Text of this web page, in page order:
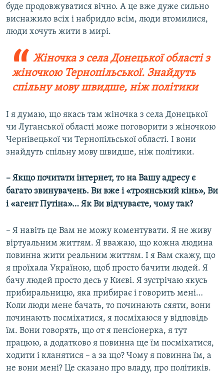
буде продовжуватися вічно. А це вже дуже сильно
виснажило всіх і набридло всім, люди втомилися,
люди хочуть жити в мирі.
Жіночка з села Донецької області з
жіночкою Тернопільської. Знайдуть
спільну мову швидше, ніж політики
І я думаю, що якась там жіночка з села Донецької
чи Луганської області може поговорити з жіночкою
Чернівецької чи Тернопільської області. І вони
знайдуть спільну мову швидше, ніж політики.
– Якщо почитати інтернет, то на Вашу адресу є
багато звинувачень. Ви вже і «троянський кінь», Ви
і «агент Путіна»… Як Ви відчуваєте, чому так?
– Я навіть це Вам не можу коментувати. Я не живу
віртуальним життям. Я вважаю, що кожна людина
повинна жити реальним життям. І я Вам скажу, що
я проїхала Україною, щоб просто бачити людей. Я
бачу людей просто десь у Києві. Я зустрічаю якусь
прибиральницю, яка прибирає і говорить мені…
Коли люди мене бачать, то починають сяяти, вони
починають посміхатися, я посміхаюся у відповідь
їм. Вони говорять, що от я пенсіонерка, я тут
працюю, а додатково я повинна ще їм посміхатися,
ходити і кланятися – а за що? Чому я повинна їм, а
не вони мені? Це сказано про владу, про політиків.